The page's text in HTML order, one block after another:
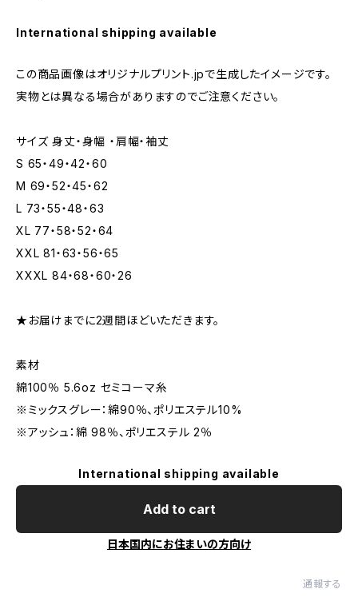
International shipping available
この商品画像はオリジナルプリント.jpで生成したイメージです。
実物とは異なる場合がありますのでご注意ください。
サイズ 身丈・身幅 ・肩幅・袖丈
S 65・49・42・60
M 69・52・45・62
L 73・55・48・63
XL 77・58・52・64
XXL 81・63・56・65
XXXL 84・68・60・26
★お届けまでに2週間ほどいただきます。
素材
綿100％ 5.6oz セミコーマ糸
※ミックスグレー：綿90％、ポリエステル10%
※アッシュ：綿 98％、ポリエステル 2％
International shipping available
Add to cart
日本国内にお住まいの方向け
通報する